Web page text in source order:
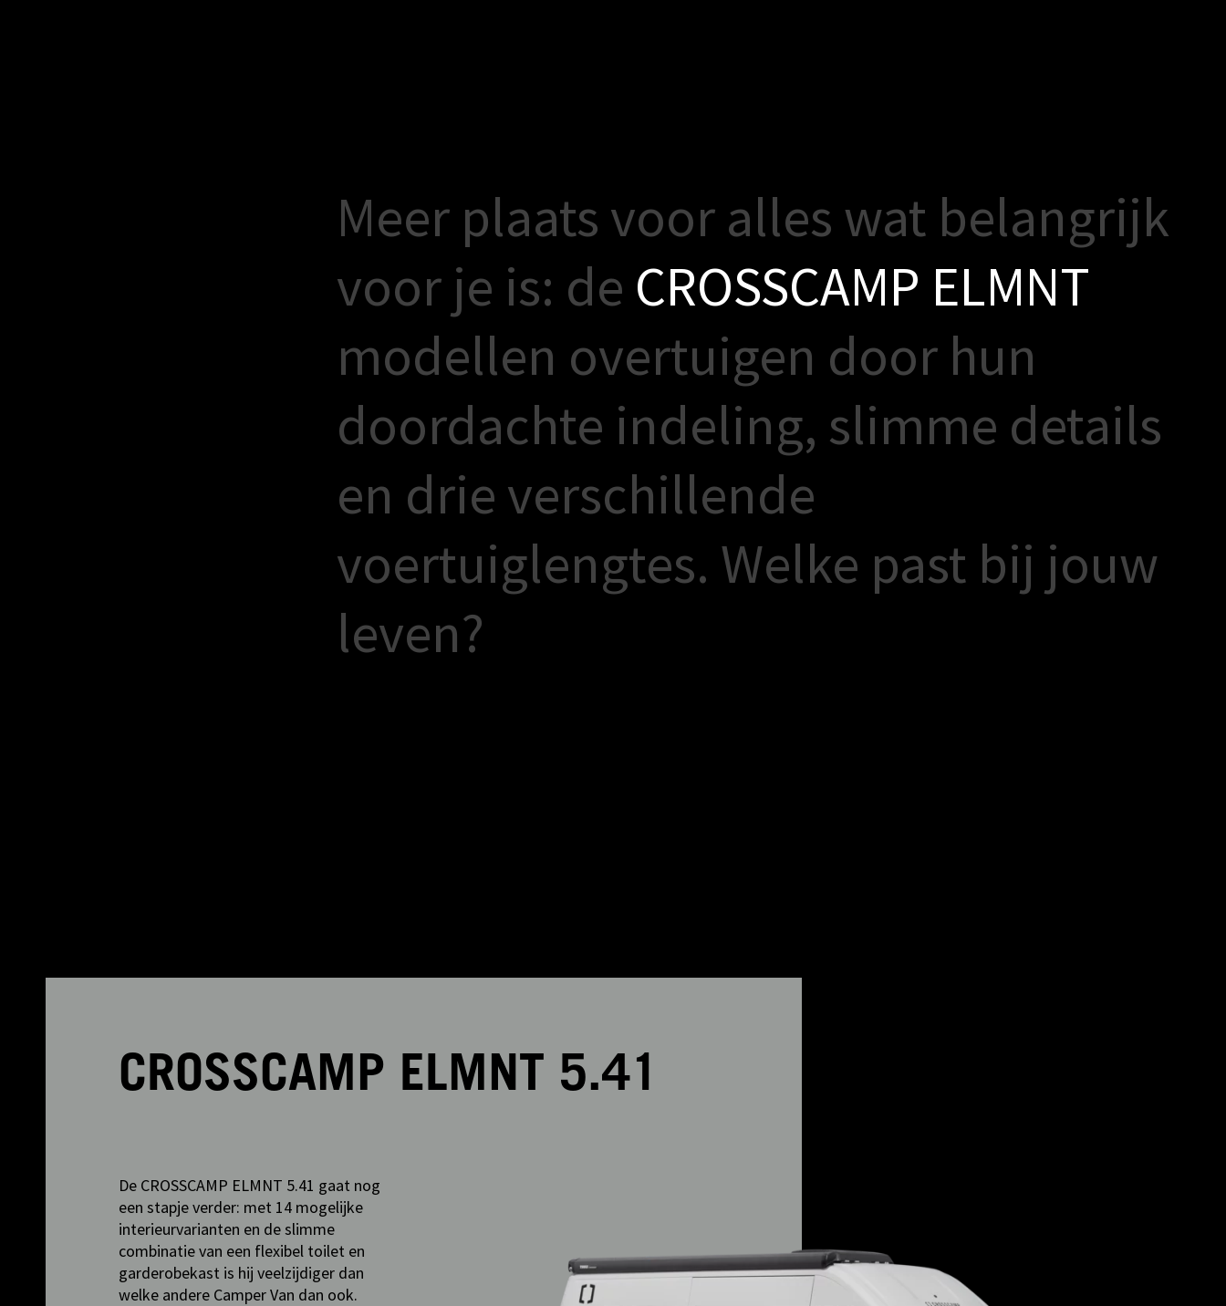
Meer plaats voor alles wat belangrijk
voor je is: de CROSSCAMP ELMNT
modellen overtuigen door hun
doordachte indeling, slimme details
en drie verschillende
voertuiglengtes. Welke past bij jouw
leven?
CROSSCAMP ELMNT 5.41
De CROSSCAMP ELMNT 5.41 gaat nog
een stapje verder: met 14 mogelijke
interieurvarianten en de slimme
combinatie van een flexibel toilet en
garderobekast is hij veelzijdiger dan
welke andere Camper Van dan ook.